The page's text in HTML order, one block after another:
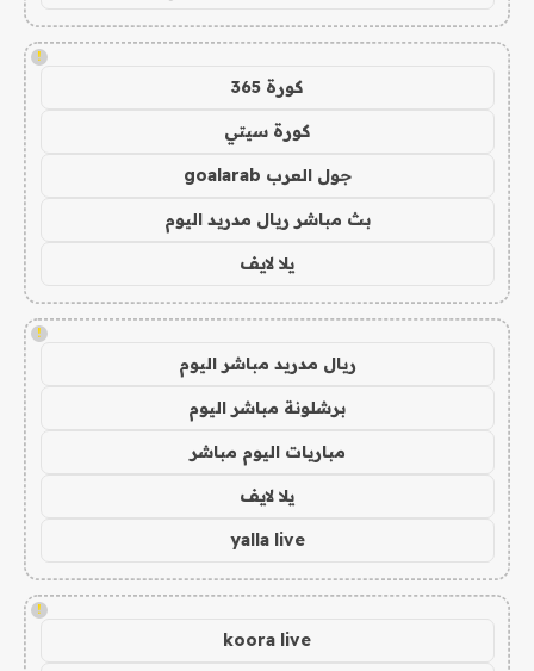
!
كورة 365
كورة سيتي
جول العرب goalarab
بث مباشر ريال مدريد اليوم
يلا لايف
!
ريال مدريد مباشر اليوم
برشلونة مباشر اليوم
مباريات اليوم مباشر
يلا لايف
yalla live
!
koora live